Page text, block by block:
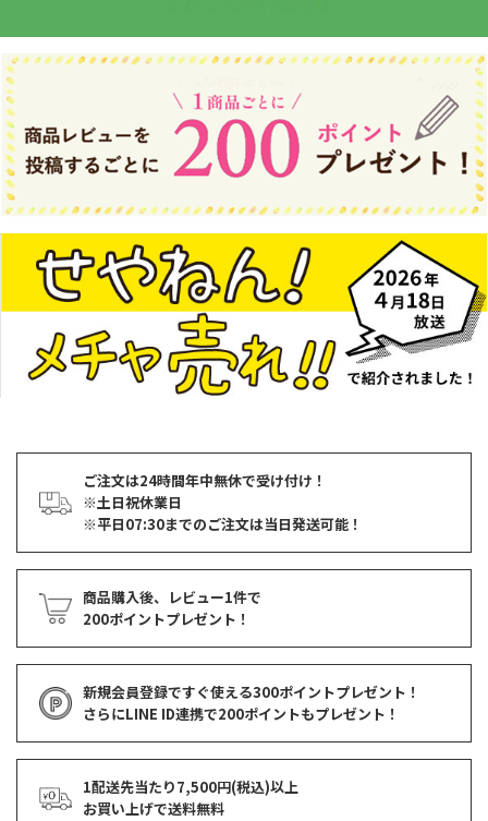
ご注文は24時間年中無休で受け付け！
※土日祝休業日
※平日07:30までのご注文は当日発送可能！
商品購入後、レビュー1件で
200ポイントプレゼント！
新規会員登録ですぐ使える300ポイントプレゼント！
さらにLINE ID連携で200ポイントもプレゼント！
1配送先当たり7,500円(税込)以上
お買い上げで送料無料